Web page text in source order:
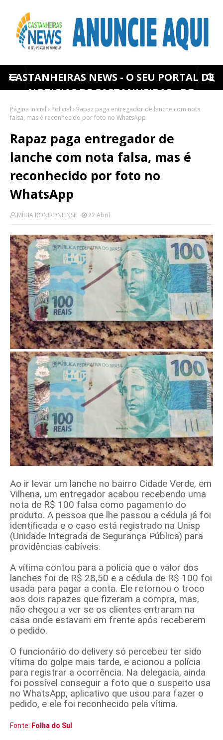
CASTANHEIRAS NEWS - O SEU PORTAL DE
NOTICIAS DE CASTANHEIRAS - RO
Página inicial Policial
Rapaz paga entregador de lanche com nota
falsa, mas é reconhecido por foto no WhatsApp
Rapaz paga entregador de
lanche com nota falsa, mas é
reconhecido por foto no
WhatsApp
MÍDIA RONDONIENSE 22 Abril
Ao ir levar um lanche no bairro Cidade Verde, em
Vilhena, um entregador acabou recebendo uma
nota de R$ 100 falsa como pagamento do
produto. A pessoa que lhe passou a cédula já foi
identificada e o caso está registrado na Unisp
(Unidade Integrada de Segurança Pública) para
providências cabíveis.
A vítima contou para a polícia que o valor dos
lanches foi de R$ 28,50 e a cédula de R$ 100 foi
usada para pagar a conta. Ele retornou o troco
aos dois rapazes que fizeram a compra, mas,
não chegou a ver se os clientes entraram na
casa onde estavam em frente após receberem
o pedido.
O funcionário do delivery só percebeu ter sido
vítima do golpe mais tarde, e acionou a polícia
para registrar a ocorrência. Na delegacia, ainda
foi possível conseguir a foto que o suspeito usa
no WhatsApp, aplicativo que usou para fazer o
pedido, e ele foi reconhecido pela vítima.
Fonte: Folha do Sul